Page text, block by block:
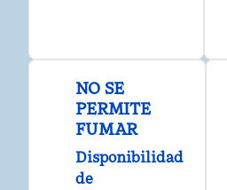
NO SE
PERMITE
FUMAR
Disponibilidad
de